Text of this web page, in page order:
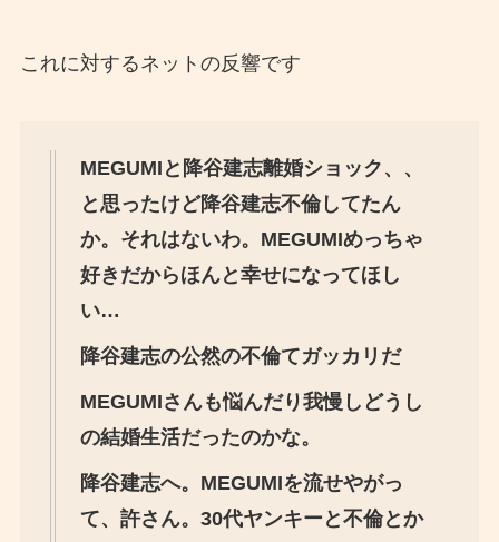
これに対するネットの反響です
MEGUMIと降谷建志離婚ショック、、
と思ったけど降谷建志不倫してたん
か。それはないわ。MEGUMIめっちゃ
好きだからほんと幸せになってほし
い…
降谷建志の公然の不倫てガッカリだ
MEGUMIさんも悩んだり我慢しどうし
の結婚生活だったのかな。
降谷建志へ。MEGUMIを流せやがっ
て、許さん。30代ヤンキーと不倫とか